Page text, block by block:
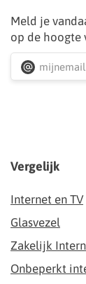
Meld je
op de hoogte
Vergelijk
Internet en TV
Glasvezel
Zakelijk
Onbeperkt